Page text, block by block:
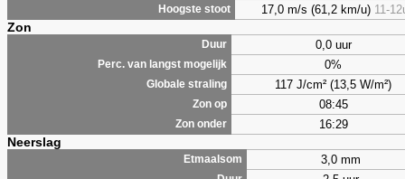
Hoogste stoot 17,0 m/s (61,2 km/u) 11-
Zon
Duur 0,0 uur
Perc. van langst mogelijk 0%
Globale straling 117 J/cm² (13,5 W/m²)
Zon op 08:45
Zon onder 16:29
Neerslag
Etmaalsom 3,0 mm